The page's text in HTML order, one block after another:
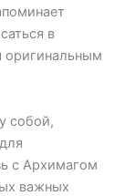
в
оригинальным
собой,
с Архимагом
важных